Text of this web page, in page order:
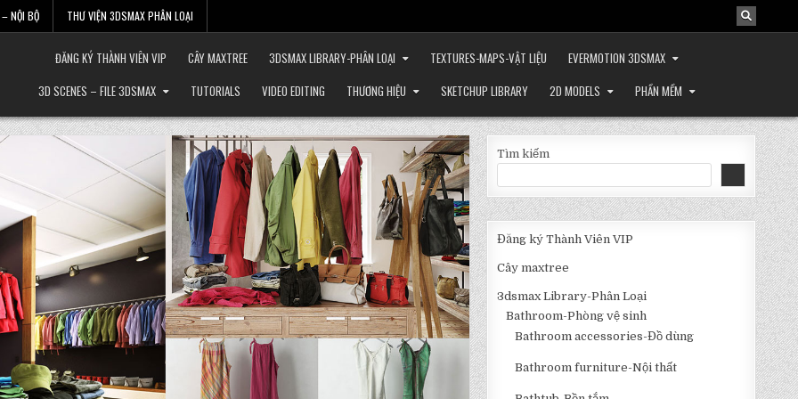
NỘI BỘ THƯ VIỆN 3DSMAX PHÂN LOẠI
ĐĂNG KÝ THÀNH VIÊN VIP CÂY MAXTREE 3DSMAX LIBRARY-PHÂN LOẠI TEXTURES-MAPS-VẬT LIỆU
EVERMOTION 3DSMAX
3D SCENES – FILE 3DSMAX
TUTORIALS VIDEO EDITING THƯƠNG HIỆU SKETCHUP LIBRARY 2D MODELS PHẦN MỀM
Tìm kiếm
Đăng ký Thành Viên VIP
Cây maxtree
3dsmax Library-Phân Loại
Bathroom-Phòng vệ sinh
Bathroom accessories-Đồ dùng
Bathroom furniture-Nội thất